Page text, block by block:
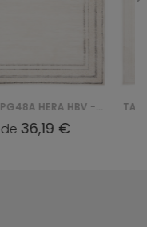
TAPIS PG48A HERA HBV - BIAŁY
de36,19 €